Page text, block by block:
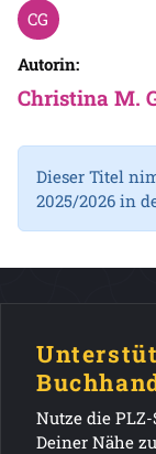
Autorin:
Christina M.
Dieser Titel
2025/2026 in
Nutze die
Deiner Nähe